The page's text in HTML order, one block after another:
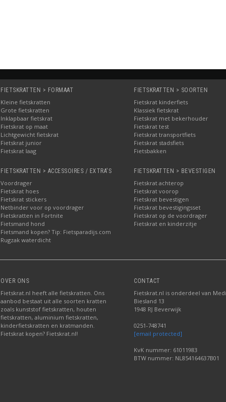
FIETSKRATTEN > FORMAAT
Kleine fietskratten
Grote fietskratten
Inklapbaar fietskrat
Fietskrat op maat
Lichtgewicht fietskrat
Fietskrat junior
Fietskrat laag
FIETSKRATTEN > SOORTEN
Fietskrat kinderfiets
Klassiek fietskrat
Fietskrat met bekerhouder
Fietskrat test
Fietskrat transportfiets
Fietskrat stadsfiets
Fietsbakken
FIETSKRATTEN > ACCESSOIRES / EXTRA'S
Voordrager
Fietskrat hoes
Fietskrat stickers
Netbinder voor op voordrager
Fietskratten in Fortnite
Fietsmand hond
Fietsmand kopen? Tip: Fietsparadijs.com
Rugzak waterdicht
FIETSKRATTEN > BEVESTIGEN
Fietskrat achterop
Fietskrat voorop
Fietskrat bevestigen
Fietskrat bevestigingsset
Fietskrat op de voordrager
Fietskrat en kinderzitje
OVER ONS
Fietskrat.nl heeft alle fietskratten. Ons
aanbod bestaat uit alle soorten kratten
zoals kunststof fietskratten, houten
fietskratten, aluminium fietskratten,
kinderfietskratten en kratmanden.
Fietskrat kopen? Fietskrat.nl!
CONTACT
Fietskrat.nl is onderdeel van
Biesland 13
1948 RJ Beverwijk
0251-748741
[email protected]
KvK nummer: 61011983
BTW nummer: NL854164637B01